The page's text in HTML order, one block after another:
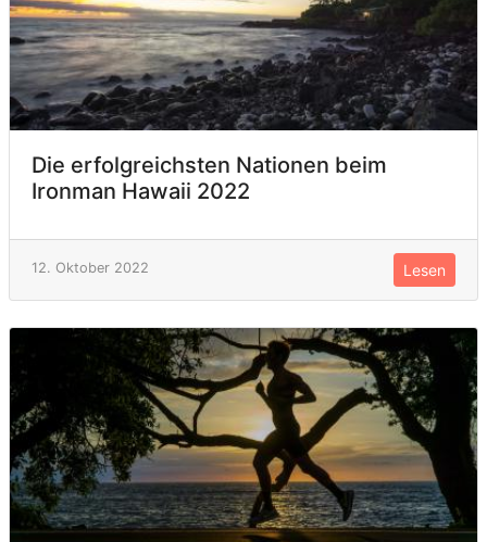
Die erfolgreichsten Nationen beim
Ironman Hawaii 2022
12. Oktober 2022 Lesen